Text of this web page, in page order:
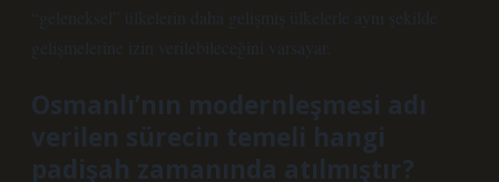
“geleneksel” ülkelerin daha gelişmiş ülkelerle aynı şekilde
gelişmelerine izin verilebileceğini varsayar.
Osmanlı’nın modernleşmesi adı
verilen sürecin temeli hangi
padişah zamanında atılmıştır?